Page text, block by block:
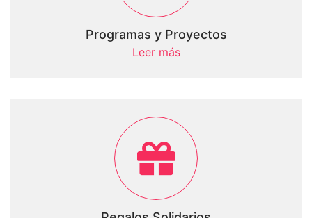
Programas y Proyectos
Leer más